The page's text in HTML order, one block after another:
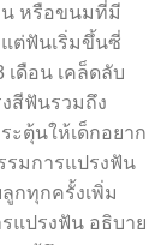
น หรือขนมที่มี
ต่ฟันเริ่มขึ้นซี่
เดือน เคล็ดลับ
สีฟันรวมถึง
ตุ้นให้เด็กอยาก
รมการแปรงฟัน
กทุกครั้งเพิ่ม
แปรงฟัน อธิบาย